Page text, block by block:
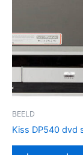
BEELD
Kiss DP540 dvd